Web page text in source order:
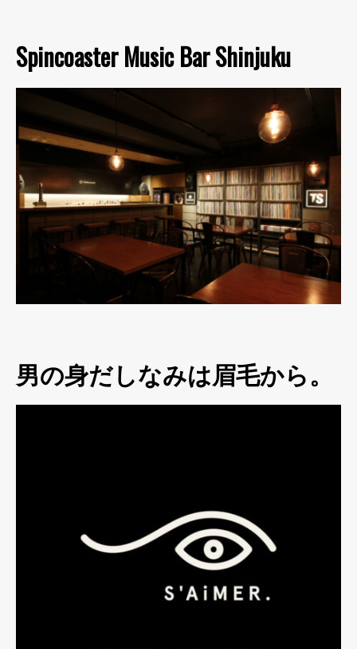
Spincoaster Music Bar Shinjuku
男の身だしなみは眉毛から。